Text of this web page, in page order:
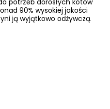
potrzeb dorosłych kotów
90% wysokiej jakości
ją wyjątkowo odżywczą.